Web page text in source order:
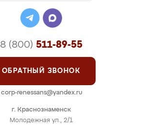
г. Краснознаменск
Молодежная ул., 2/1
8 (800) 511-89-55
ОБРАТНЫЙ ЗВОНОК
corp-renessans@yandex.ru